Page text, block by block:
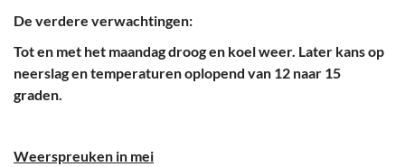
De verdere verwachtingen:
Tot en met het maandag droog en koel weer. Later kans op
neerslag en temperaturen oplopend van 12 naar 15
graden.
Weerspreuken in mei